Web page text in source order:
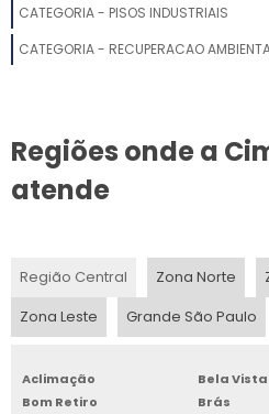
ONDE COMPRAR PAREDE DE
PAREDE DE CIMENTO PREÇO
PAREDE DE CIMENTO A VENDA
PAREDE CIMENTO QUEIMADO
PAREDE DE CIMENTO PRÉ MOLDADO
CATEGORIA - PISOS INDUSTRIAIS
CATEGORIA - RECUPERACAO
Regiões onde a
atende
Região Central Zona Norte
Zona Leste
Grande São Paulo
Aclimação
Bela Vista
Bom Retiro
Brás